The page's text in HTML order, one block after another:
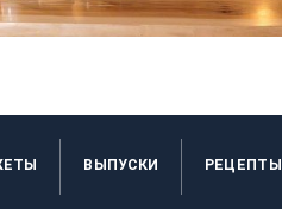
ВЫПУСКИ РЕЦЕПТЫ